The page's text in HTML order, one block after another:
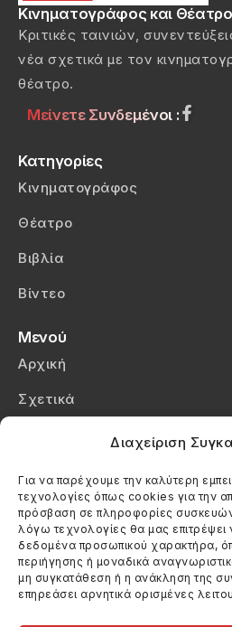
Διαχείριση
Για να παρέχουμε την καλύτερη
τεχνολογίες όπως cookies για την
πρόσβαση σε πληροφορίες
λόγω τεχνολογίες θα μας επιτρέψει
δεδομένα προσωπικού χαρακτήρα,
περιήγησης ή μοναδικά
μη συγκατάθεση ή η ανάκληση της
επηρεάσει αρνητικά ορισμένες
Κινηματογράφος και
Κριτικές ταινιών,
νέα σχετικά με τον
θέατρο.
Μείνετε Συνδεμένοι :
Κατηγορίες
Κινηματογράφος
Θέατρο
Βιβλία
Βίντεο
Μενού
Αρχική
Σχετικά
Πολιτική Cookies (ΕΕ)
Στοιχεία Επικοινωνίας
Καλεσέ μας
(+30) 6974123481
Στείλε μας email